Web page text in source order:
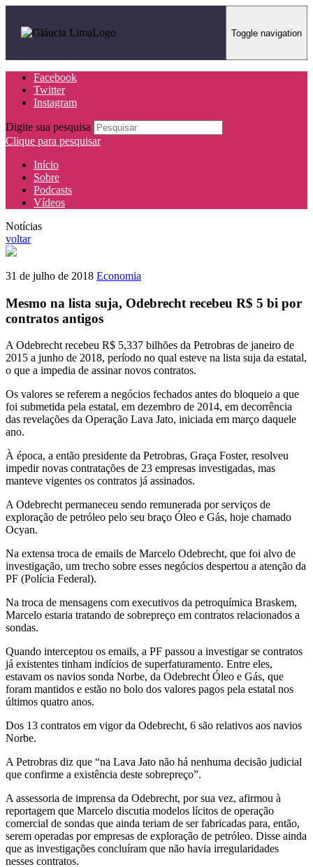
Toggle navigation
Facebook
Twitter
Instagram
Digite sua pesquisa
Clique para pesquisar
Início
Sobre
Podcasts
Vídeos
Notícias
voltar
31 de julho de 2018 Economia
Mesmo na lista suja, Odebrecht recebeu R$ 5 bi por
contratos antigos
A Odebrecht recebeu R$ 5,337 bilhões da Petrobras de janeiro de
2015 a junho de 2018, período no qual esteve na lista suja da estatal,
o que a impedia de assinar novos contratos.
Os valores se referem a negócios fechados antes do bloqueio a que
foi submetida pela estatal, em dezembro de 2014, em decorrência
das revelações da Operação Lava Jato, iniciada em março daquele
ano.
À época, a então presidente da Petrobras, Graça Foster, resolveu
impedir novas contratações de 23 empresas investigadas, mas
manteve vigentes os contratos já assinados.
A Odebrecht permaneceu sendo remunerada por serviços de
exploração de petróleo pelo seu braço Óleo e Gás, hoje chamado
Ocyan.
Na extensa troca de emails de Marcelo Odebrecht, que foi alvo de
investigação, um trecho sobre esses negócios despertou a atenção da
PF (Polícia Federal).
Na troca de mensagens com executivos da petroquímica Braskem,
Marcelo estaria tratando de sobrepreço em contratos relacionados a
sondas.
Quando interceptou os emails, a PF passou a investigar se contratos
já existentes tinham indícios de superfaturamento. Entre eles,
estavam os navios sonda Norbe, da Odebrecht Óleo e Gás, que
foram mantidos e estão no bolo dos valores pagos pela estatal nos
últimos quatro anos.
Dos 13 contratos em vigor da Odebrecht, 6 são relativos aos navios
Norbe.
A Petrobras diz que “na Lava Jato não há nenhuma decisão judicial
que confirme a existência deste sobrepreço”.
A assessoria de imprensa da Odebrecht, por sua vez, afirmou à
reportagem que Marcelo discutia modelos lícitos de operação
comercial de sondas que ainda teriam de ser fabricadas para, então,
serem operadas por empresas de exploração de petróleo. Disse ainda
que as investigações concluíram que não havia irregularidades
nesses contratos.